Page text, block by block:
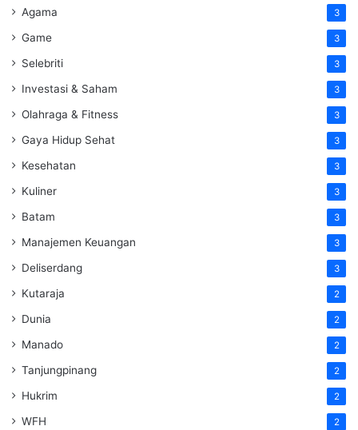
Agama 3
Game 3
Selebriti 3
Investasi & Saham 3
Olahraga & Fitness 3
Gaya Hidup Sehat 3
Kesehatan 3
Kuliner 3
Batam 3
Manajemen Keuangan 3
Deliserdang 3
Kutaraja 2
Dunia 2
Manado 2
Tanjungpinang 2
Hukrim 2
WFH 2